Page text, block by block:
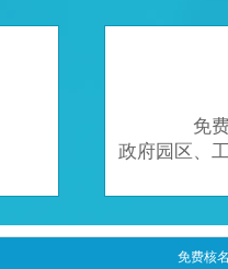
免
政府园区、
免费核